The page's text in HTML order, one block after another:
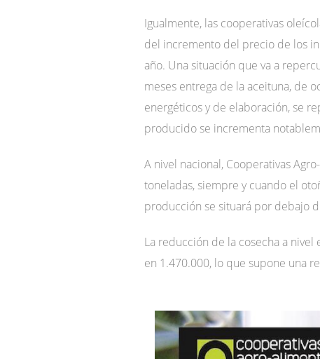
Igualmente, las cooperativas
del incremento del precio de los
año. Una situación que va a
meses entrega de la aceituna, de
energéticos y de elaboración, se
producido se incrementa
A nivel nacional, Cooperativas
toneladas, siempre y cuando el
producción se situará por debajo
La reducción de la cosecha a nivel
en 1.470.000, lo que supone una